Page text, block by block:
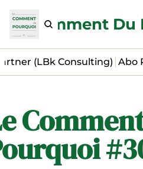
Le Comment
(LBk Consulting) Abo